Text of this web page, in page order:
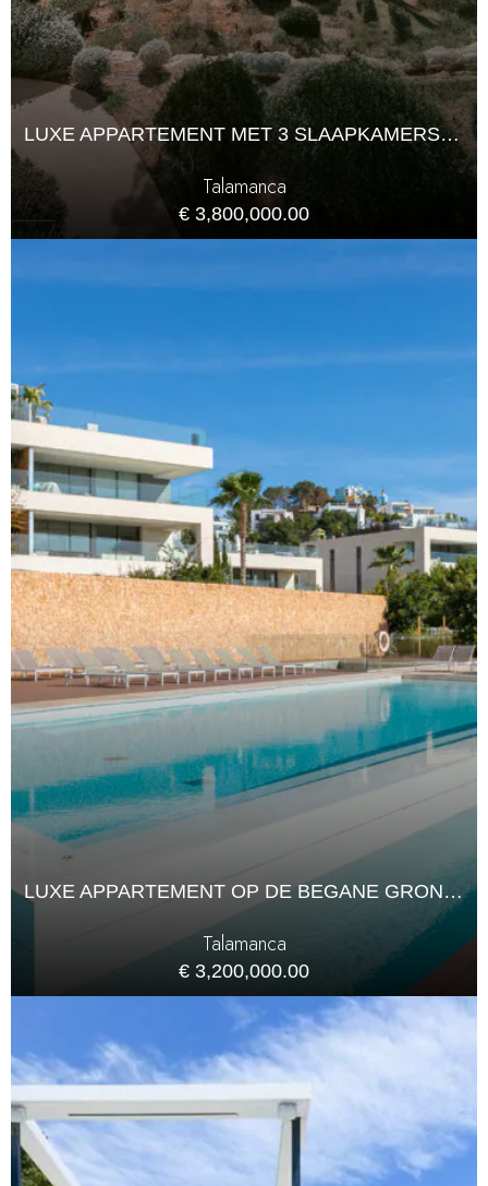
LUXE APPARTEMENT MET 3 SLAAPKAMERS IN ES POUET, TALAMANCA
Talamanca
€ 3,800,000.00
LUXE APPARTEMENT OP DE BEGANE GROND IN TALAMANCA
Talamanca
€ 3,200,000.00